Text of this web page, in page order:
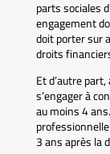
parts sociales
engagement
doit porter sur
droits
Et d’autre
s’engager à
au moins 4
3 ans après la